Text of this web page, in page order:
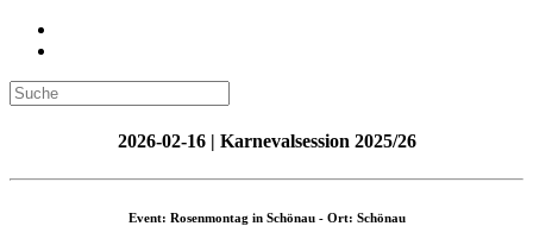
2026-02-16 | Karnevalsession 2025/26
Event: Rosenmontag in Schönau - Ort: Schönau